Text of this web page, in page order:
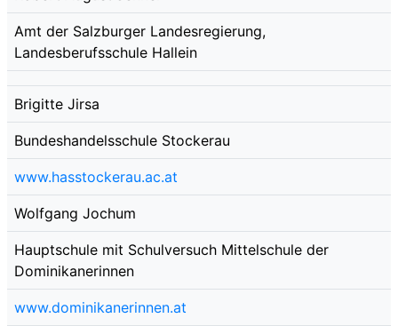
Amt der Salzburger Landesregierung,
Landesberufsschule Hallein
Brigitte Jirsa
Bundeshandelsschule Stockerau
www.hasstockerau.ac.at
Wolfgang Jochum
Hauptschule mit Schulversuch Mittelschule der
Dominikanerinnen
www.dominikanerinnen.at